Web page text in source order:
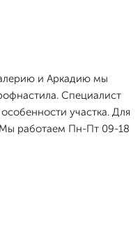
и Аркадию мы
Специалист
участка. Для
Мы работаем Пн-Пт 09-18